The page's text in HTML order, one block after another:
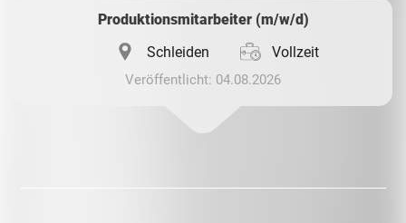
Produktionsmitarbeiter (m/w/d)
Schleiden
Vollzeit
Veröffentlicht: 04.08.2026